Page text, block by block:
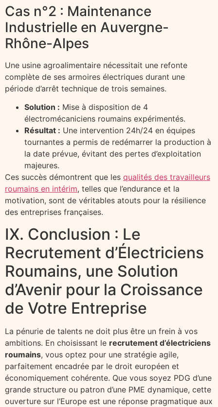
Cas n°2 : Maintenance
Industrielle en Auvergne-
Rhône-Alpes
Une usine agroalimentaire nécessitait une refonte
complète de ses armoires électriques durant une
période d’arrêt technique de trois semaines.
Solution : Mise à disposition de 4
électromécaniciens roumains expérimentés.
Résultat : Une intervention 24h/24 en équipes
tournantes a permis de redémarrer la production à
la date prévue, évitant des pertes d’exploitation
majeures.
Ces succès démontrent que les qualités des travailleurs
roumains en intérim, telles que l’endurance et la
motivation, sont de véritables atouts pour la résilience
des entreprises françaises.
IX. Conclusion : Le
Recrutement d’Électriciens
Roumains, une Solution
d’Avenir pour la Croissance
de Votre Entreprise
La pénurie de talents ne doit plus être un frein à vos
ambitions. En choisissant le recrutement d’électriciens
roumains, vous optez pour une stratégie agile,
parfaitement encadrée par le droit européen et
économiquement cohérente. Que vous soyez PDG d’une
grande structure ou patron d’une PME dynamique, cette
ouverture sur l’Europe est une réponse pragmatique aux